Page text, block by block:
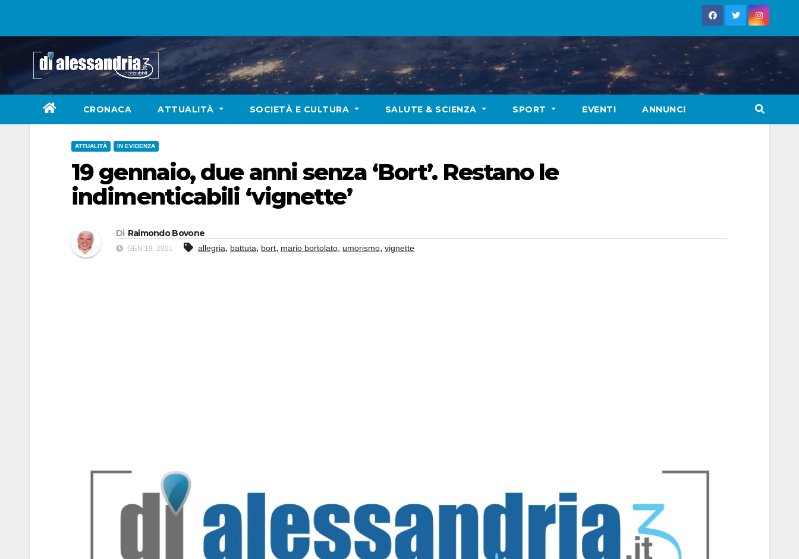
CRONACA ATTUALITÀ SOCIETÀ E CULTURA SALUTE & SCIENZA SPORT EVENTI ANNUNCI
ATTUALITÀ IN EVIDENZA
19 gennaio, due anni senza ‘Bort’. Restano le
indimenticabili ‘vignette’
Di Raimondo Bovone
GEN 19, 2021 allegria, battuta, bort, mario bortolato, umorismo, vignette